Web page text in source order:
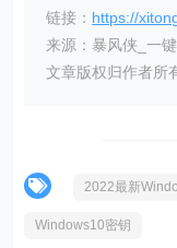
链接： https://
来源：暴风侠_一
文章版权归作者所
2022最新
Windows10密钥